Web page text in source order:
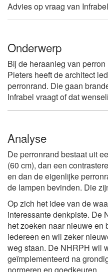
Advies op vraag van Infrabel
Onderwerp
Bij de heraanleg van
Pieters heeft de architect
perronrand. Die gaan
Infrabel vraagt of dat
Analyse
De perronrand bestaat uit
(60 cm), dan een
en dan de eigenlijke
de lampen bevinden. Die
Op zich het idee van de
interessante denkpiste. De
het zoeken naar nieuwe en
iedereen en wil zeker
weg staan. De NHRPH wil
geïmplementeerd na